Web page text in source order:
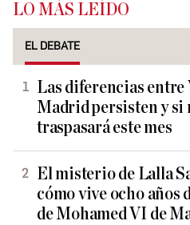
LO MÁS LEÍDO
EL DEBATE
Las diferencias
Madrid persisten y si
traspasará este mes
El misterio de Lalla
cómo vive ocho años
de Mohamed VI de